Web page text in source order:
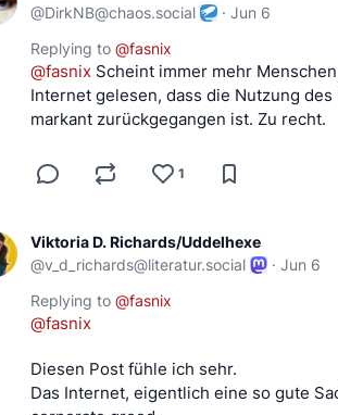
@DirkNB@chaos.social · Jun 6
Replying to @fasnix
@fasnix Scheint immer mehr
Internet gelesen, dass die Nutzung
markant zurückgegangen ist. Zu recht.
1
Viktoria D. Richards/Uddelhexe
@v_d_richards@literatur.social · Jun 6
Replying to @fasnix
@fasnix
Diesen Post fühle ich sehr.
Das Internet, eigentlich eine so gute